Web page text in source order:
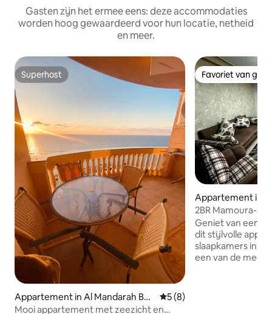
Gasten zijn het ermee eens: deze accommodaties
worden hoog gewaardeerd voor hun locatie, netheid
en meer.
Superhost
Superhost
Appartement in Al Mandarah Bah
ri
Gemiddelde beoordeling
5 (8)
Mooi appartement met zeezicht en
Favoriet van
Favoriet van
Appartement in
Bahri
2BR Mamoura-
privétuin
Geniet van een
dit stijlvolle
slaapkamers in
een van de